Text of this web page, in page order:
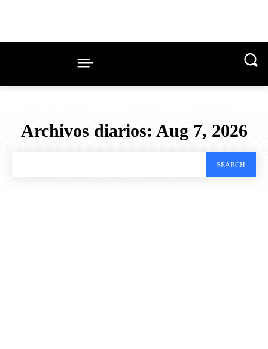
Archivos diarios: Aug 7, 2026
SEARCH